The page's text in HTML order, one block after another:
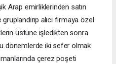
Arap emirliklerinden satın
alıcı firmaya özel
üstüne işledikten sonra
dönemlerde iki sefer olmak
çerez poşeti